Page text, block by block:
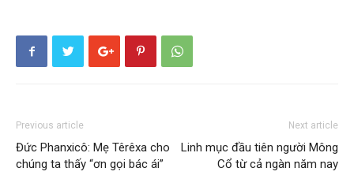
Previous article
Đức Phanxicô: Mẹ Têrêxa cho
chúng ta thấy “ơn gọi bác ái”
Next article
Linh mục đầu tiên người Mông
Cổ từ cả ngàn năm nay